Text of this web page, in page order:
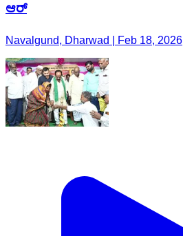
ಆರ್
Navalgund, Dharwad | Feb 18, 2026